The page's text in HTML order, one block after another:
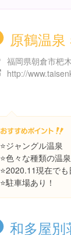
原鶴温泉
福岡県朝倉市杷
http://
⭐️ジャングル温泉
⭐️色々な種類の温
⭐️2020.11現在で
⭐️駐車場あり！
和多屋別